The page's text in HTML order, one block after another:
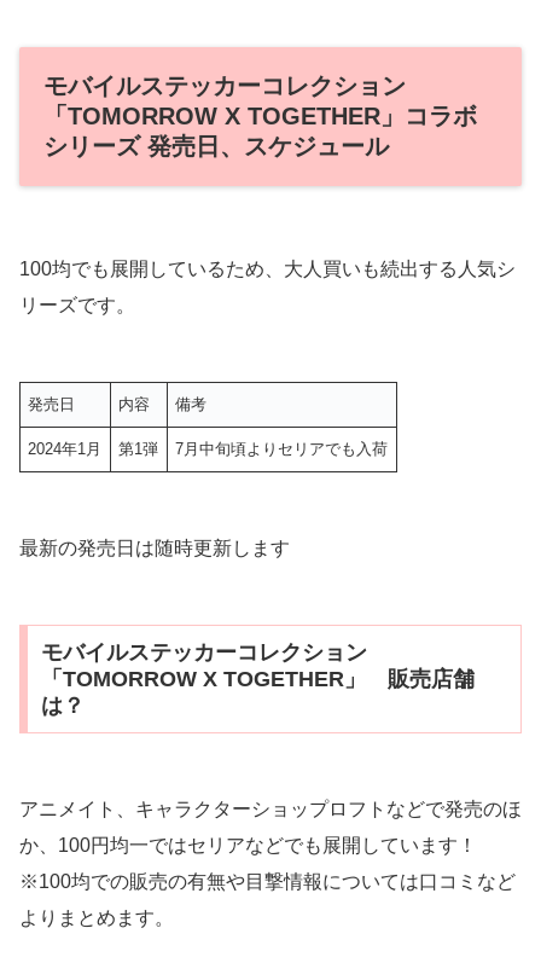
モバイルステッカーコレクション
「TOMORROW X TOGETHER」コラボ
シリーズ 発売日、スケジュール
100均でも展開しているため、大人買いも続出する人気シ
リーズです。
発売日 内容 備考
2024年1月 第1弾 7月中旬頃よりセリアでも入荷
最新の発売日は随時更新します
モバイルステッカーコレクション
「TOMORROW X TOGETHER」 販売店舗
は？
アニメイト、キャラクターショップロフトなどで発売のほ
か、100円均一ではセリアなどでも展開しています！
※100均での販売の有無や目撃情報については口コミなど
よりまとめます。